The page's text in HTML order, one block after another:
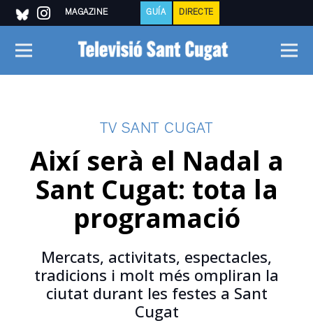
MAGAZINE GUÍA DIRECTE
TV SANT CUGAT
Així serà el Nadal a
Sant Cugat: tota la
programació
Mercats, activitats, espectacles,
tradicions i molt més ompliran la
ciutat durant les festes a Sant
Cugat